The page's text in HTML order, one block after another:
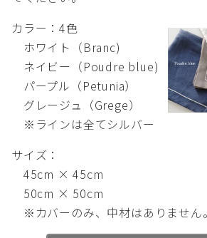
カラー：4色
ホワイト（Branc)
ネイビー（Poudre blue)
パープル（Petunia）
グレージュ（Grege）
※ラインは全てシルバー
サイズ：
45cm × 45cm
50cm × 50cm
※カバーのみ、中材はありません。